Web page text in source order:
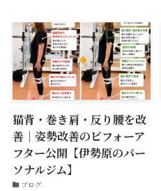
猫背・巻き肩・反り腰を改
善｜姿勢改善のビフォーア
フター公開【伊勢原のパー
ソナルジム】
ブログ